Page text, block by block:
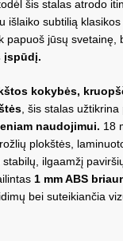
šis stalas atrodo itin
išlaiko subtilią
papuoš jūsų svetainę,
įspūdį.
kokybės,
, šis stalas užtikrina
naudojimui. 18
plokštės,
ilgaamžį
1 mm ABS
bei suteikiančia